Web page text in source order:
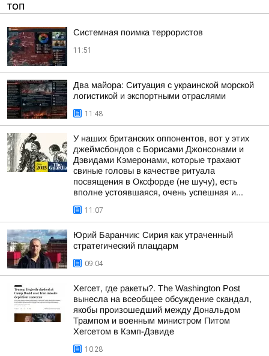
ТОП
Системная поимка террористов
11:51
Два майора: Ситуация с украинской морской
логистикой и экспортными отраслями
11:48
У наших британских оппонентов, вот у этих
джеймсбондов с Борисами Джонсонами и
Дэвидами Кэмеронами, которые трахают
свиные головы в качестве ритуала
посвящения в Оксфорде (не шучу), есть
вполне устоявшаяся, очень успешная и...
11:07
Юрий Баранчик: Сирия как утраченный
стратегический плацдарм
09:04
Хегсет, где ракеты?. The Washington Post
вынесла на всеобщее обсуждение скандал,
якобы произошедший между Дональдом
Трампом и военным министром Питом
Хегсетом в Кэмп-Дэвиде
10:28